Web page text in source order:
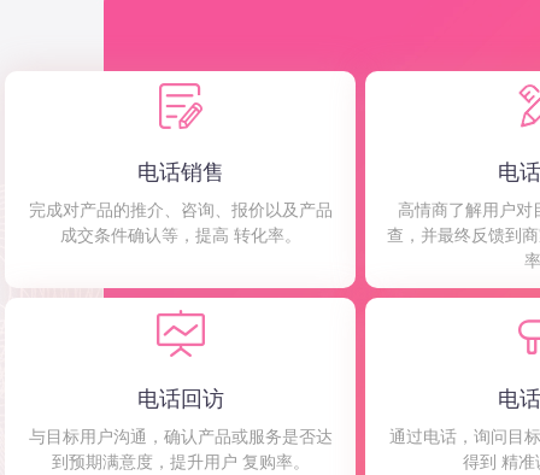
电话销售
完成对产品的推介、咨询、报价以及产品
成交条件确认等，提高 转化率。
电
高情商了解用户
查，并最终反馈到
电话回访
与目标用户沟通，确认产品或服务是否达
到预期满意度，提升用户 复购率。
电
通过电话，询问目
得到 精